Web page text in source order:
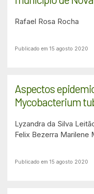
Rafael Rosa Rocha
Publicado em 15 agosto 2020
Aspectos
Mycobacterium
Lyzandra da Silva
Felix Bezerra Marilene
Publicado em 15 agosto 2020